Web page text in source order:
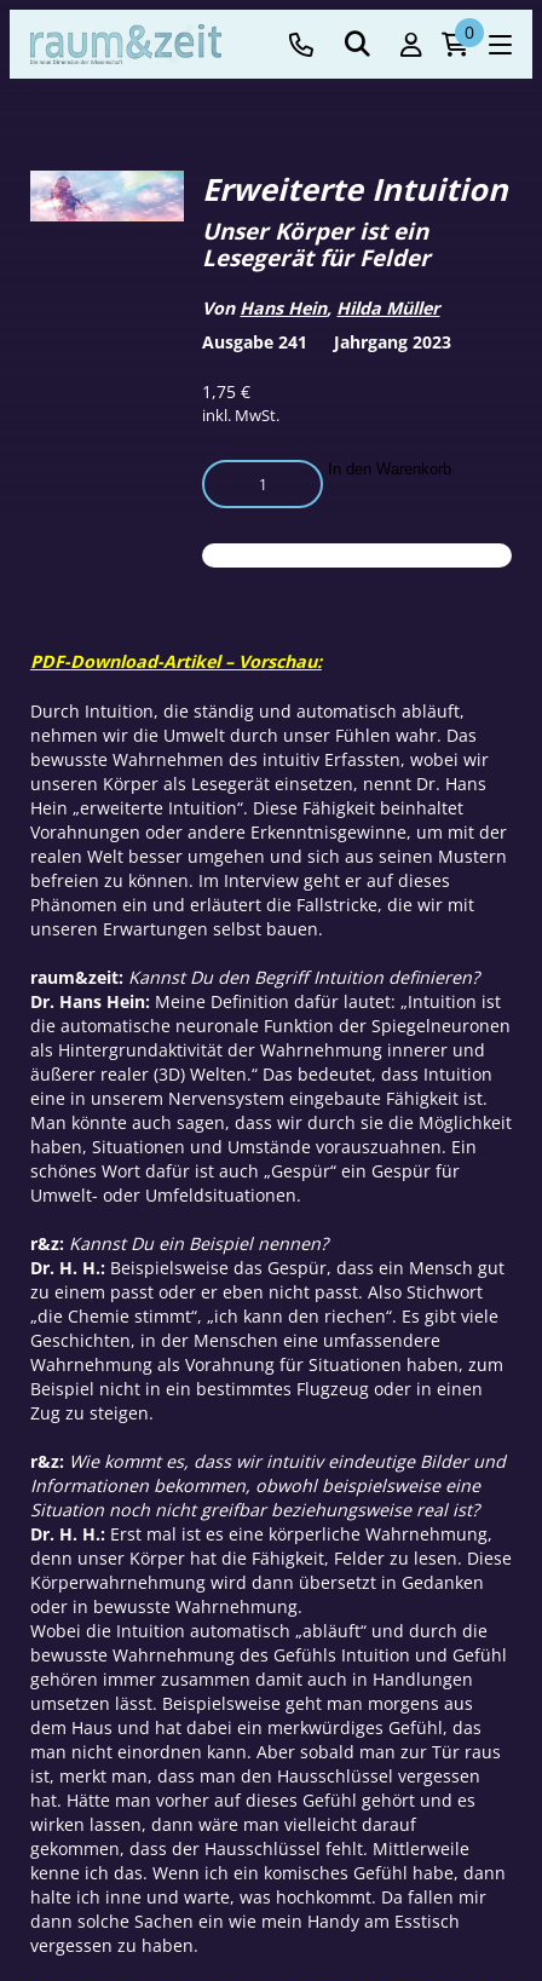
0
Erweiterte Intuition
1,75€
inkl. MwSt.
Unser Körper ist ein
Lesegerät für Felder
Von Hans Hein, Hilda Müller
Erweiterte
Intuition
In den Warenkorb
Ausgabe 241 Jahrgang 2023
PDF-Download-Artikel – Vorschau:
Durch Intuition, die ständig und automatisch abläuft,
nehmen wir die Umwelt durch unser Fühlen wahr. Das
bewusste Wahrnehmen des intuitiv Erfassten, wobei wir
unseren Körper als Lesegerät einsetzen, nennt Dr. Hans
Hein „erweiterte Intuition“. Diese Fähigkeit beinhaltet
Vorahnungen oder andere Erkenntnisgewinne, um mit der
realen Welt besser umgehen und sich aus seinen Mustern
befreien zu können. Im Interview geht er auf dieses
Phänomen ein und erläutert die Fallstricke, die wir mit
unseren Erwartungen selbst bauen.
raum&zeit: Kannst Du den Begriff Intuition definieren?
Dr. Hans Hein:Meine Definition dafür lautet: „Intuition ist
die automatische neuronale Funktion der Spiegelneuronen
als Hintergrundaktivität der Wahrnehmung innerer und
äußerer realer (3D) Welten.“ Das bedeutet, dass Intuition
eine in unserem Nervensystem eingebaute Fähigkeit ist.
Man könnte auch sagen, dass wir durch sie die Möglichkeit
haben, Situationen und Umstände vorauszuahnen. Ein
schönes Wort dafür ist auch „Gespür“ ein Gespür für
Umwelt- oder Umfeldsituationen.
r&z: Kannst Du ein Beispiel nennen?
Dr. H. H.:Beispielsweise das Gespür, dass ein Mensch gut
zu einem passt oder er eben nicht passt. Also Stichwort
„die Chemie stimmt“, „ich kann den riechen“. Es gibt viele
Geschichten, in der Menschen eine umfassendere
Wahrnehmung als Vorahnung für Situationen haben, zum
Beispiel nicht in ein bestimmtes Flugzeug oder in einen
Zug zu steigen.
r&z: Wie kommt es, dass wir intuitiv eindeutige Bilder und
Informationen bekommen, obwohl beispielsweise eine
Situation noch nicht greifbar beziehungsweise real ist?
Dr. H. H.:Erst mal ist es eine körperliche Wahrnehmung,
denn unser Körper hat die Fähigkeit, Felder zu lesen. Diese
Körperwahrnehmung wird dann übersetzt in Gedanken
oder in bewusste Wahrnehmung.
Wobei die Intuition automatisch „abläuft“ und durch die
bewusste Wahrnehmung des Gefühls Intuition und Gefühl
gehören immer zusammen damit auch in Handlungen
umsetzen lässt. Beispielsweise geht man morgens aus
dem Haus und hat dabei ein merkwürdiges Gefühl, das
man nicht einordnen kann. Aber sobald man zur Tür raus
ist, merkt man, dass man den Hausschlüssel vergessen
hat. Hätte man vorher auf dieses Gefühl gehört und es
wirken lassen, dann wäre man vielleicht darauf
gekommen, dass der Hausschlüssel fehlt. Mittlerweile
kenne ich das. Wenn ich ein komisches Gefühl habe, dann
halte ich inne und warte, was hochkommt. Da fallen mir
dann solche Sachen ein wie mein Handy am Esstisch
vergessen zu haben.